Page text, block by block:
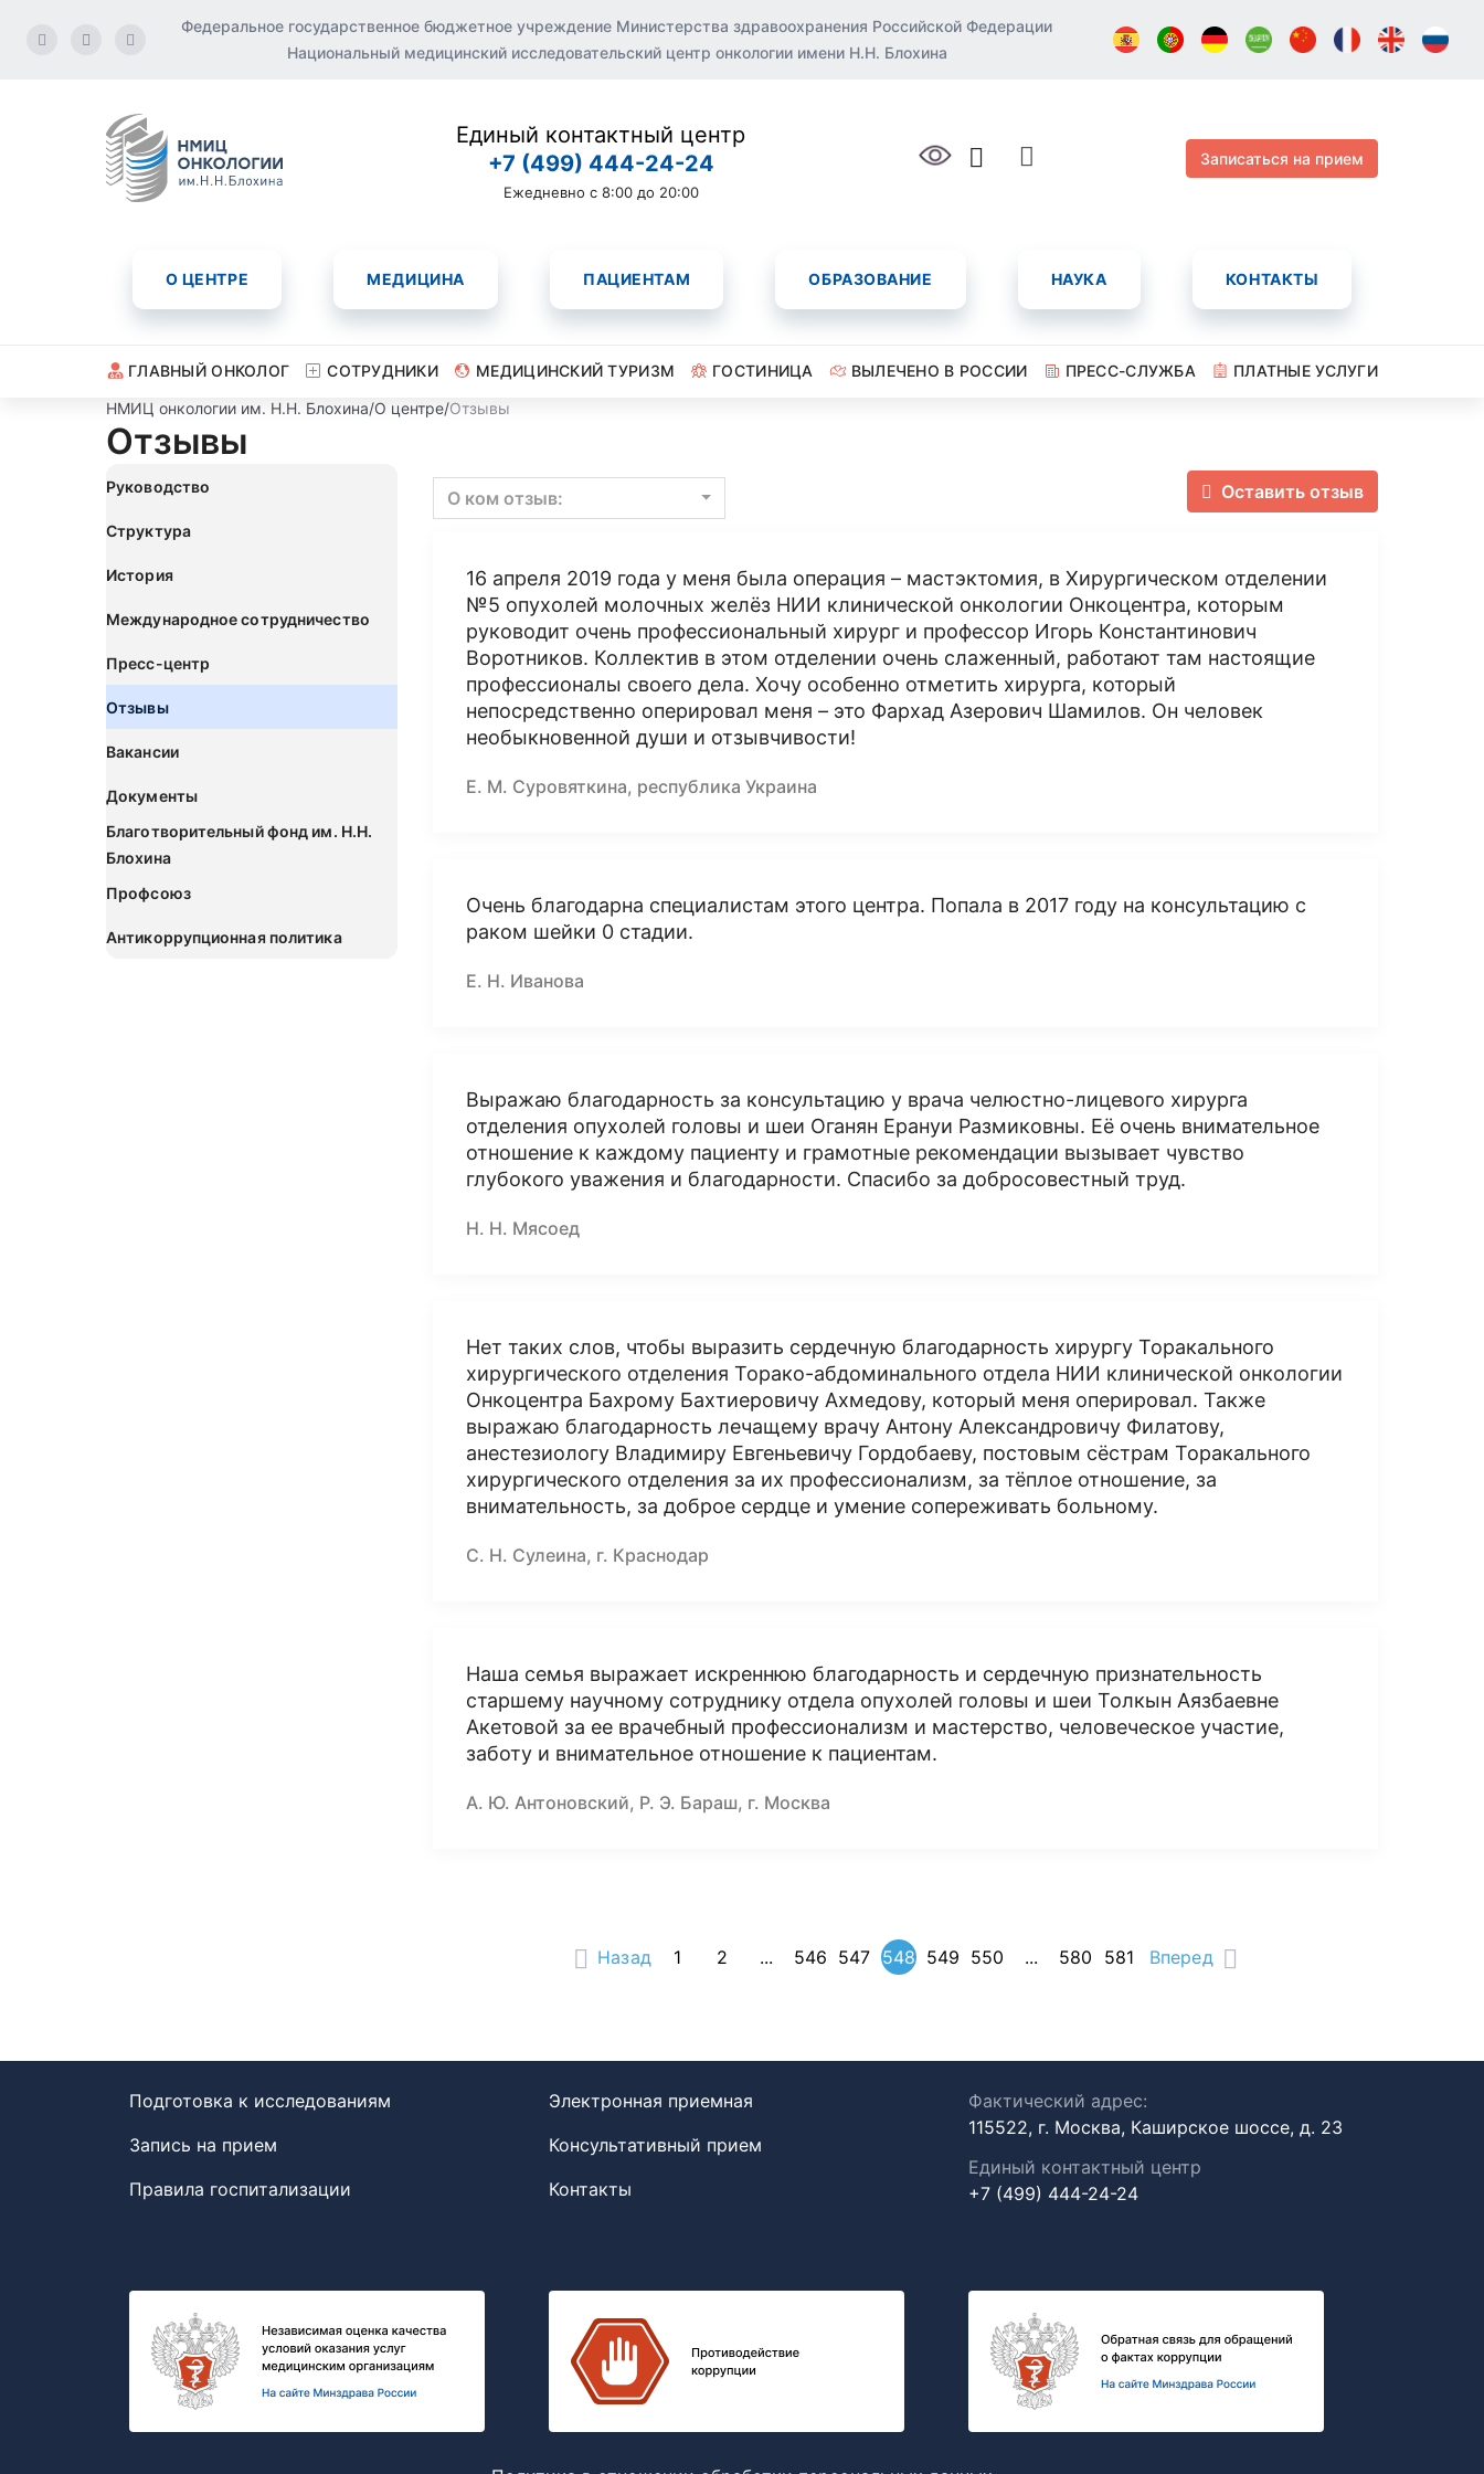
Федеральное государственное бюджетное учреждение Министерства здравоохранения Российской Федерации
Национальный медицинский исследовательский центр онкологии имени Н.Н. Блохина
Единый контактный центр
+7 (499) 444-24-24
Ежедневно с 8:00 до 20:00
Записаться на прием
О ЦЕНТРЕ МЕДИЦИНА ПАЦИЕНТАМ ОБРАЗОВАНИЕ НАУКА КОНТАКТЫ
ГЛАВНЫЙ ОНКОЛОГ СОТРУДНИКИ МЕДИЦИНСКИЙ ТУРИЗМ ГОСТИНИЦА ВЫЛЕЧЕНО В РОССИИ ПРЕСС-СЛУЖБА
ПЛАТНЫЕ УСЛУГИ
НМИЦ онкологии им. Н.Н. Блохина/О центре/Отзывы
Отзывы
Руководство
Структура
История
Международное сотрудничество
Пресс-центр
Отзывы
Вакансии
Документы
Благотворительный фонд им. Н.Н.
Блохина
Профсоюз
Антикоррупционная политика
Оставить отзыв
О ком отзыв:
16 апреля 2019 года у меня была операция – мастэктомия, в Хирургическом отделении
№5 опухолей молочных желёз НИИ клинической онкологии Онкоцентра, которым
руководит очень профессиональный хирург и профессор Игорь Константинович
Воротников. Коллектив в этом отделении очень слаженный, работают там настоящие
профессионалы своего дела. Хочу особенно отметить хирурга, который
непосредственно оперировал меня – это Фархад Азерович Шамилов. Он человек
необыкновенной души и отзывчивости!
Е. М. Суровяткина, республика Украина
Очень благодарна специалистам этого центра. Попала в 2017 году на консультацию с
раком шейки 0 стадии.
Е. Н. Иванова
Выражаю благодарность за консультацию у врача челюстно-лицевого хирурга
отделения опухолей головы и шеи Оганян Ерануи Размиковны. Её очень внимательное
отношение к каждому пациенту и грамотные рекомендации вызывает чувство
глубокого уважения и благодарности. Спасибо за добросовестный труд.
Н. Н. Мясоед
Нет таких слов, чтобы выразить сердечную благодарность хирургу Торакального
хирургического отделения Торако-абдоминального отдела НИИ клинической онкологии
Онкоцентра Бахрому Бахтиеровичу Ахмедову, который меня оперировал. Также
выражаю благодарность лечащему врачу Антону Александровичу Филатову,
анестезиологу Владимиру Евгеньевичу Гордобаеву, постовым сёстрам Торакального
хирургического отделения за их профессионализм, за тёплое отношение, за
внимательность, за доброе сердце и умение сопереживать больному.
С. Н. Сулеина, г. Краснодар
Наша семья выражает искреннюю благодарность и сердечную признательность
старшему научному сотруднику отдела опухолей головы и шеи Толкын Аязбаевне
Акетовой за ее врачебный профессионализм и мастерство, человеческое участие,
заботу и внимательное отношение к пациентам.
А. Ю. Антоновский, Р. Э. Бараш, г. Москва
Назад 1 2 ... 546 547 548 549 550 ... 580 581 Вперед
Подготовка к исследованиям
Запись на прием
Правила госпитализации
Электронная приемная
Консультативный прием
Контакты
Фактический адрес:
115522, г. Москва, Каширское шоссе, д. 23
Единый контактный центр
+7 (499) 444-24-24